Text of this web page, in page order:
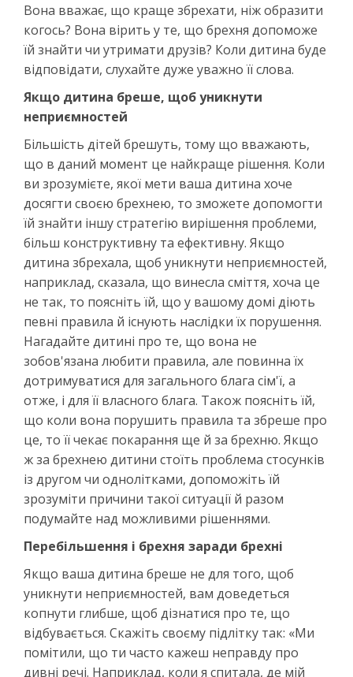
Вона вважає, що краще збрехати, ніж образити
когось? Вона вірить у те, що брехня допоможе
їй знайти чи утримати друзів? Коли дитина буде
відповідати, слухайте дуже уважно її слова.
Якщо дитина бреше, щоб уникнути
неприємностей
Більшість дітей брешуть, тому що вважають,
що в даний момент це найкраще рішення. Коли
ви зрозумієте, якої мети ваша дитина хоче
досягти своєю брехнею, то зможете допомогти
їй знайти іншу стратегію вирішення проблеми,
більш конструктивну та ефективну. Якщо
дитина збрехала, щоб уникнути неприємностей,
наприклад, сказала, що винесла сміття, хоча це
не так, то поясніть їй, що у вашому домі діють
певні правила й існують наслідки їх порушення.
Нагадайте дитині про те, що вона не
зобов'язана любити правила, але повинна їх
дотримуватися для загального блага сім'ї, а
отже, і для її власного блага. Також поясніть їй,
що коли вона порушить правила та збреше про
це, то її чекає покарання ще й за брехню. Якщо
ж за брехнею дитини стоїть проблема стосунків
із другом чи однолітками, допоможіть їй
зрозуміти причини такої ситуації й разом
подумайте над можливими рішеннями.
Перебільшення і брехня заради брехні
Якщо ваша дитина бреше не для того, щоб
уникнути неприємностей, вам доведеться
копнути глибше, щоб дізнатися про те, що
відбувається. Скажіть своєму підлітку так: «Ми
помітили, що ти часто кажеш неправду про
дивні речі. Наприклад, коли я спитала, де мій